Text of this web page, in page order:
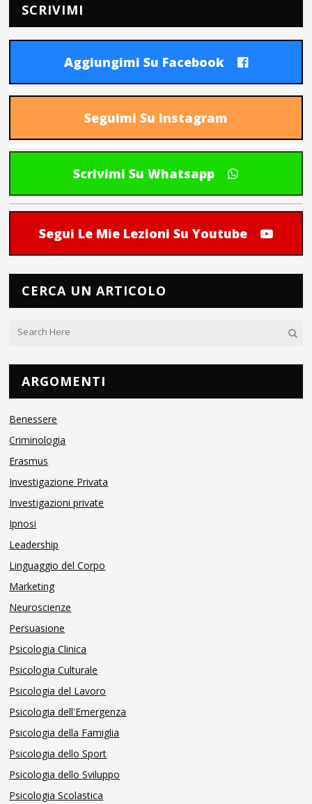
SCRIVIMI
Aggiungimi Su Facebook
Seguimi Su Instagram
Scrivimi Su Whatsapp
Segui Le Mie Lezioni Su Youtube
CERCA UN ARTICOLO
ARGOMENTI
Benessere
Criminologia
Erasmus
Investigazione Privata
Investigazioni private
Ipnosi
Leadership
Linguaggio del Corpo
Marketing
Neuroscienze
Persuasione
Psicologia Clinica
Psicologia Culturale
Psicologia del Lavoro
Psicologia dell'Emergenza
Psicologia della Famiglia
Psicologia dello Sport
Psicologia dello Sviluppo
Psicologia Scolastica